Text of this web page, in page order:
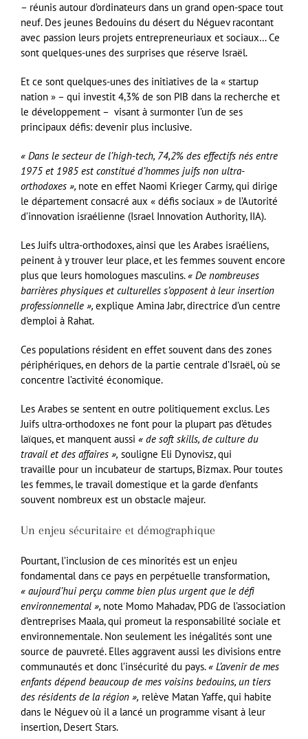
– réunis autour d’ordinateurs dans un grand open-space tout
neuf. Des jeunes Bedouins du désert du Néguev racontant
avec passion leurs projets entrepreneuriaux et sociaux… Ce
sont quelques-unes des surprises que réserve Israël.
Et ce sont quelques-unes des initiatives de la « startup
nation » – qui investit 4,3% de son PIB dans la recherche et
le développement – visant à surmonter l’un de ses
principaux défis: devenir plus inclusive.
« Dans le secteur de l’high-tech, 74,2% des effectifs nés entre
1975 et 1985 est constitué d’hommes juifs non ultra-
orthodoxes », note en effet Naomi Krieger Carmy, qui dirige
le département consacré aux « défis sociaux » de l’Autorité
d’innovation israélienne (Israel Innovation Authority, IIA).
Les Juifs ultra-orthodoxes, ainsi que les Arabes israéliens,
peinent à y trouver leur place, et les femmes souvent encore
plus que leurs homologues masculins.« De nombreuses
barrières physiques et culturelles s’opposent à leur insertion
professionnelle », explique Amina Jabr, directrice d’un centre
d’emploi à Rahat.
Ces populations résident en effet souvent dans des zones
périphériques, en dehors de la partie centrale d’Israël, où se
concentre l’activité économique.
Les Arabes se sentent en outre politiquement exclus. Les
Juifs ultra-orthodoxes ne font pour la plupart pas d’études
laïques, et manquent aussi « de soft skills, de culture du
travail et des affaires », souligne Eli Dynovisz, qui
travaille pour un incubateur de startups, Bizmax. Pour toutes
les femmes, le travail domestique et la garde d’enfants
souvent nombreux est un obstacle majeur.
Un enjeu sécuritaire et démographique
Pourtant, l’inclusion de ces minorités est un enjeu
fondamental dans ce pays en perpétuelle transformation,
« aujourd’hui perçu comme bien plus urgent que le défi
environnemental », note Momo Mahadav, PDG de l’association
d’entreprises Maala, qui promeut la responsabilité sociale et
environnementale. Non seulement les inégalités sont une
source de pauvreté. Elles aggravent aussi les divisions entre
communautés et donc l’insécurité du pays.« L’avenir de mes
enfants dépend beaucoup de mes voisins bedouins, un tiers
des résidents de la région », relève Matan Yaffe, qui habite
dans le Néguev où il a lancé un programme visant à leur
insertion, Desert Stars.